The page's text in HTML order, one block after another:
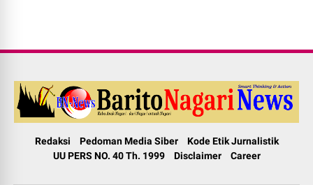
Redaksi Pedoman Media Siber
Kode Etik Jurnalistik
UU PERS NO. 40 Th. 1999
Disclaimer Career